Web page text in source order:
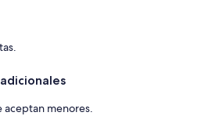
aceptan menores.